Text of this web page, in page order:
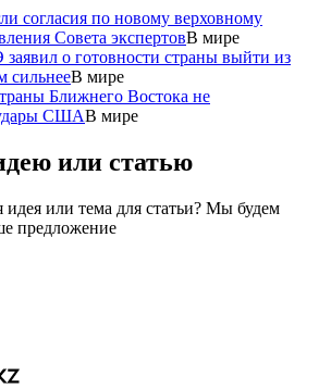
согласия по новому верховному
Совета экспертовВ мире
о готовности страны выйти из
сильнееВ мире
Ближнего Востока не
СШАВ мире
или статью
идея или тема для статьи? Мы будем
предложение